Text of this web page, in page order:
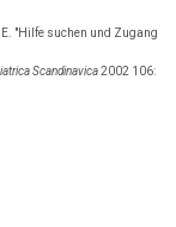
E. "Hilfe suchen und Zugang
Scandinavica2002 106: